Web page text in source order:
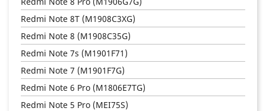
Redmi Note 8T (M1908C3XG)
Redmi Note 8 (M1908C35G)
Redmi Note 7s (M1901F71)
Redmi Note 7 (M1901F7G)
Redmi Note 6 Pro (M1806E7TG)
Redmi Note 5 Pro (MEI75S)